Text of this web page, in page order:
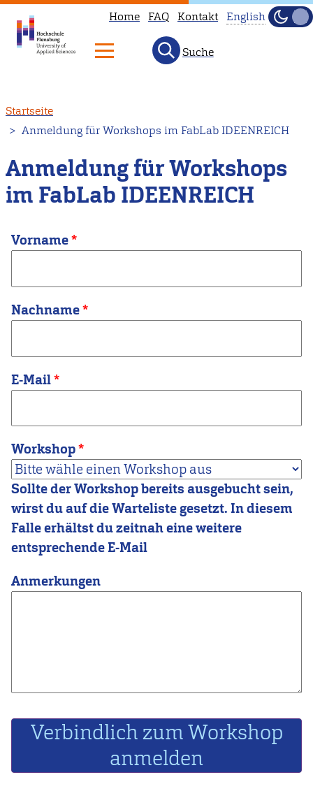
zum
Inhalt
Home FAQ Kontakt
available
English.
Head
English
page
English
Hell
Suche
Startseite
Anmeldung für Workshops im FabLab IDEENREICH
Anmeldung für Workshops
im FabLab IDEENREICH
Vorname
Nachname
E-Mail
Workshop
Hinweistext
Anmerkungen
Sollte der Workshop bereits ausgebucht sein,
wirst du auf die Warteliste gesetzt. In diesem
Falle erhältst du zeitnah eine weitere
entsprechende E-Mail
Anmerkungen